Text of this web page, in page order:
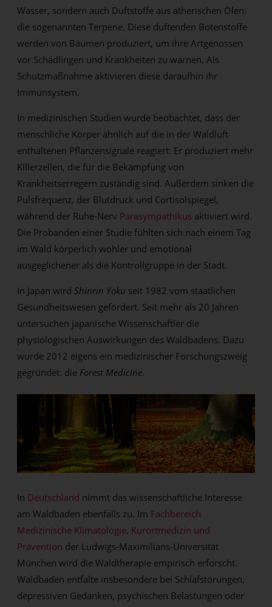
Wasser, sondern auch Duftstoffe aus ätherischen Ölen:
die sogenannten Terpene. Diese duftenden Botenstoffe
werden von Bäumen produziert, um ihre Artgenossen
vor Schädlingen und Krankheiten zu warnen. Als
Schutzmaßnahme aktivieren diese daraufhin ihr
Immunsystem.
In medizinischen Studien wurde beobachtet, dass der
menschliche Körper ähnlich auf die in der Waldluft
enthaltenen Pflanzensignale reagiert: Er produziert mehr
Killerzellen, die für die Bekämpfung von
Krankheitserregern zuständig sind. Außerdem sinken die
Pulsfrequenz, der Blutdruck und Cortisolspiegel,
während der Ruhe-Nerv Parasympathikus aktiviert wird.
Die Probanden einer Studie fühlten sich nach einem Tag
im Wald körperlich wohler und emotional
ausgeglichener als die Kontrollgruppe in der Stadt.
In Japan wird Shinrin Yoku seit 1982 vom staatlichen
Gesundheitswesen gefördert. Seit mehr als 20 Jahren
untersuchen japanische Wissenschaftler die
physiologischen Auswirkungen des Waldbadens. Dazu
wurde 2012 eigens ein medizinischer Forschungszweig
gegründet: die Forest Medicine.
In Deutschland nimmt das wissenschaftliche Interesse
am Waldbaden ebenfalls zu. Im Fachbereich
Medizinische Klimatologie, Kurortmedizin und
Prävention der Ludwigs-Maximilians-Universität
München wird die Waldtherapie empirisch erforscht.
Waldbaden entfalte insbesondere bei Schlafstörungen,
depressiven Gedanken, psychischen Belastungen oder